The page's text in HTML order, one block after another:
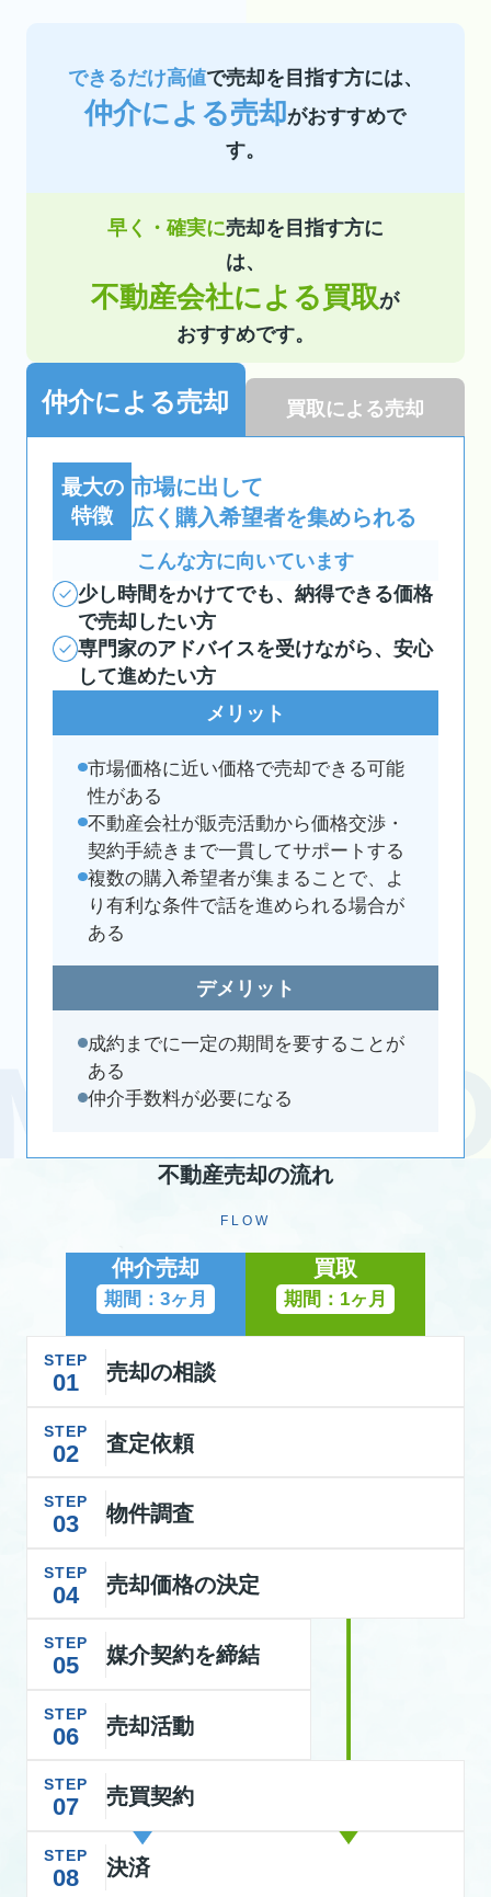
できるだけ高値で売却を目指す方には、
仲介による売却がおすすめで
す。
早く・確実に売却を目指す方に
は、
不動産会社による買取が
おすすめです。
仲介による売却 買取による売却
最大の
特徴
市場に出して
広く購入希望者を集められる
こんな方に向いています
少し時間をかけてでも、納得できる価格
で売却したい方
専門家のアドバイスを受けながら、安心
して進めたい方
メリット
市場価格に近い価格で売却できる可能
性がある
不動産会社が販売活動から価格交渉・
契約手続きまで一貫してサポートする
複数の購入希望者が集まることで、よ
り有利な条件で話を進められる場合が
ある
デメリット
成約までに一定の期間を要することが
ある
仲介手数料が必要になる
不動産売却の流れ
FLOW
仲介売却
期間：3ヶ月
買取
期間：1ヶ月
STEP
01 売却の相談
STEP
02 査定依頼
STEP
03 物件調査
STEP
04 売却価格の決定
STEP
05 媒介契約を締結
STEP
06 売却活動
STEP
07 売買契約
STEP
08 決済